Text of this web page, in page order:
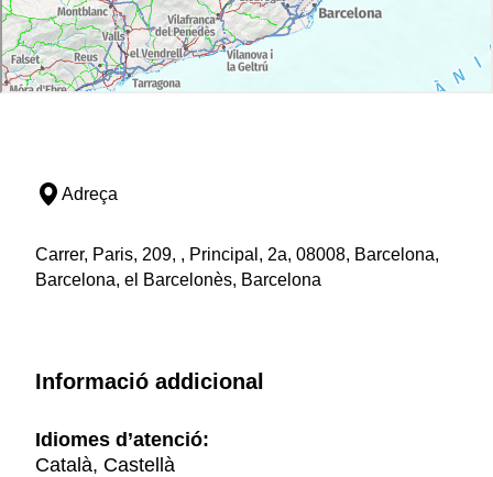
Adreça
Carrer, Paris, 209, , Principal, 2a, 08008, Barcelona,
Barcelona, el Barcelonès, Barcelona
Informació addicional
Idiomes d’atenció:
Català, Castellà